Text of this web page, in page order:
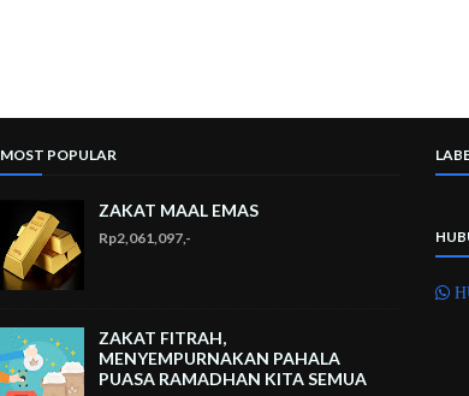
MOST POPULAR
ZAKAT MAAL EMAS
Rp2,061,097,-
ZAKAT FITRAH,
MENYEMPURNAKAN PAHALA
PUASA RAMADHAN KITA SEMUA